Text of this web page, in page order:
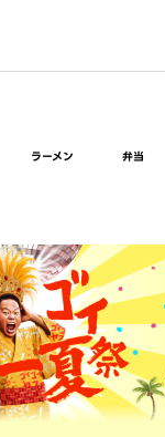
ラーメン 弁当